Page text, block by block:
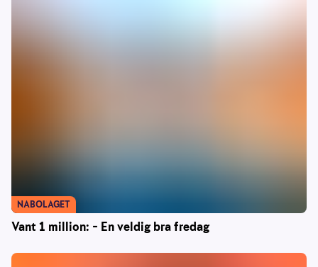
Vant 1 million: – En veldig bra fredag
NABOLAGET